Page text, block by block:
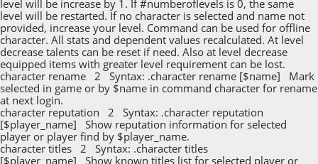
level will be increase by 1. If #numberoflevels is 0, the same
level will be restarted. If no character is selected and name not
provided, increase your level. Command can be used for offline
character. All stats and dependent values recalculated. At level
decrease talents can be reset if need. Also at level decrease
equipped items with greater level requirement can be lost.
character rename 2 Syntax: .character rename [$name] Mark
selected in game or by $name in command character for rename
at next login.
character reputation 2 Syntax: .character reputation
[$player_name] Show reputation information for selected
player or player find by $player_name.
character titles 2 Syntax: .character titles
[$player_name] Show known titles list for selected player or